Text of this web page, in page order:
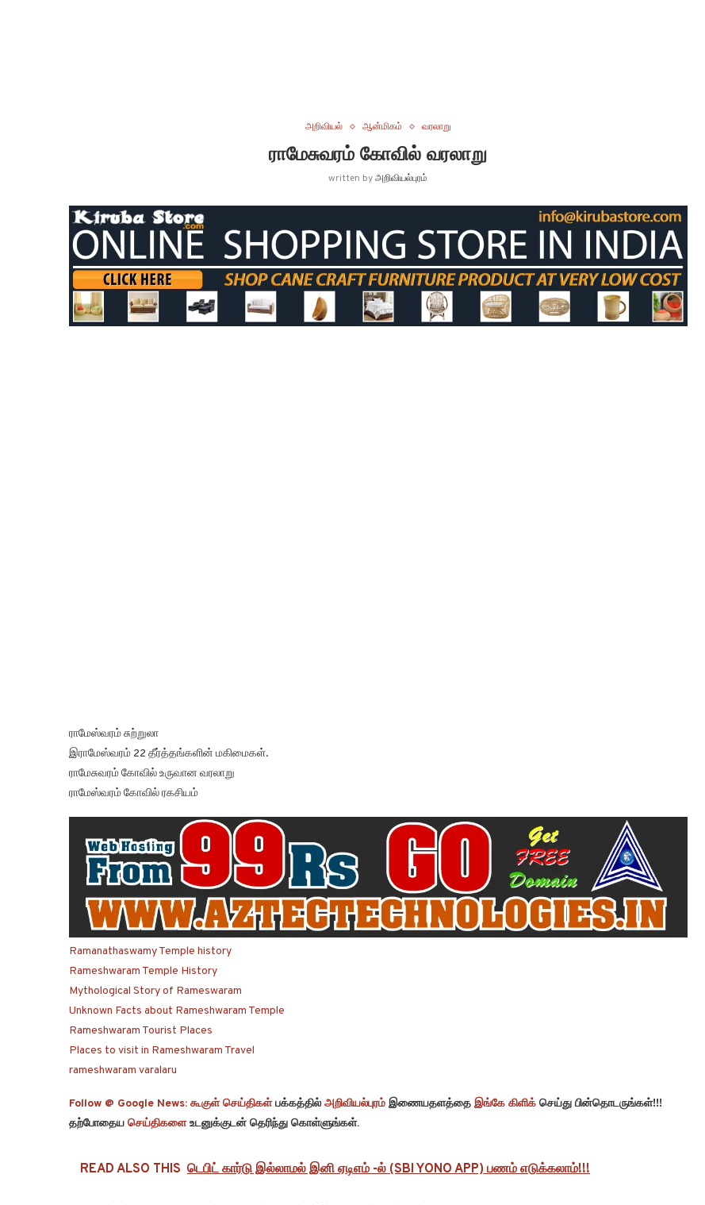
அறிவியல் ஆன்மிகம் வரலாறு
ராமேசுவரம் கோவில் வரலாறு
written byஅறிவியல்புரம்
ராமேஸ்வரம் சுற்றுலா
இராமேஸ்வரம் 22 தீர்த்தங்களின் மகிமைகள்.
ராமேசுவரம் கோவில் உருவான வரலாறு
ராமேஸ்வரம் கோவில் ரகசியம்
Ramanathaswamy Temple history
Rameshwaram Temple History
Mythological Story of Rameswaram
Unknown Facts about Rameshwaram Temple
Rameshwaram Tourist Places
Places to visit in Rameshwaram Travel
rameshwaram varalaru
Follow @ Google News: கூகுள் செய்திகள்பக்கத்தில் அறிவியல்புரம் இணையதளத்தை இங்கே கிளிக் செய்து பின்தொடருங்கள்!!!
தற்போதைய செய்திகளைஉடனுக்குடன் தெரிந்து கொள்ளுங்கள்.
READ ALSO THIS டெபிட் கார்டு இல்லாமல் இனி ஏடிஎம் -ல் (SBI YONO APP) பணம் எடுக்கலாம்!!!